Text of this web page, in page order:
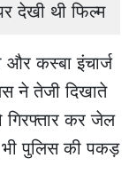
देखी थी फिल्म
और कस्बा इंचार्ज
ने तेजी दिखाते
गिरफ्तार कर जेल
पुलिस की पकड़